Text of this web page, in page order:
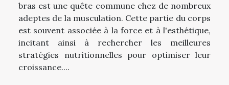
bras est une quête commune chez de nombreux
adeptes de la musculation. Cette partie du corps
est souvent associée à la force et à l'esthétique,
incitant ainsi à rechercher les meilleures
stratégies nutritionnelles pour optimiser leur
croissance....